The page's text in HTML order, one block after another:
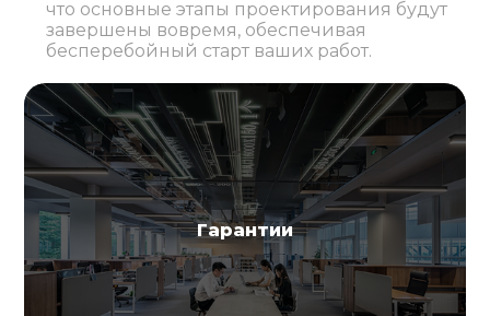
что основные этапы проектирования будут
завершены вовремя, обеспечивая
бесперебойный старт ваших работ.
Гарантии